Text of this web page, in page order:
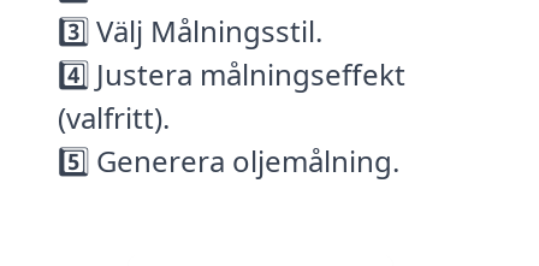
3️⃣ Välj Målningsstil.
4️⃣ Justera målningseffekt
(valfritt).
5️⃣ Generera oljemålning.